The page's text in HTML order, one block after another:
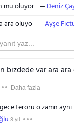
mü oluyor Deniz
ara oluyo Ayşe
bizdede var ara
Daha fazla
terörü o zamn
8 yıl